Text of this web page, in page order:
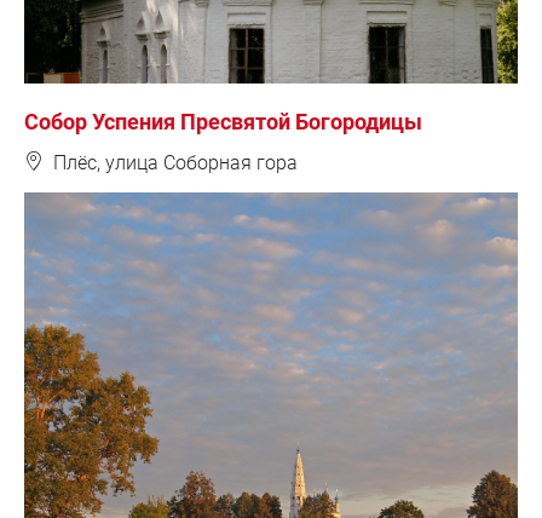
Собор Успения Пресвятой Богородицы
❽ Плёс, улица Соборная гора